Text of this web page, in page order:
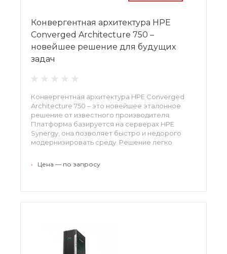
Конвергентная архитектура HPE
Converged Architecture 750 –
новейшее решение для будущих
задач
Конвергентная архитектура HPE Converged
Architecture 750 – это новейшее эталонное
решение от известного производителя.
Платформа базируется на серверах HPE
Synergy, она позволяет быстро и недорого
модернизировать среду. Решение легко
предварительно тестируются на предприятиях
• Цена — по запросу